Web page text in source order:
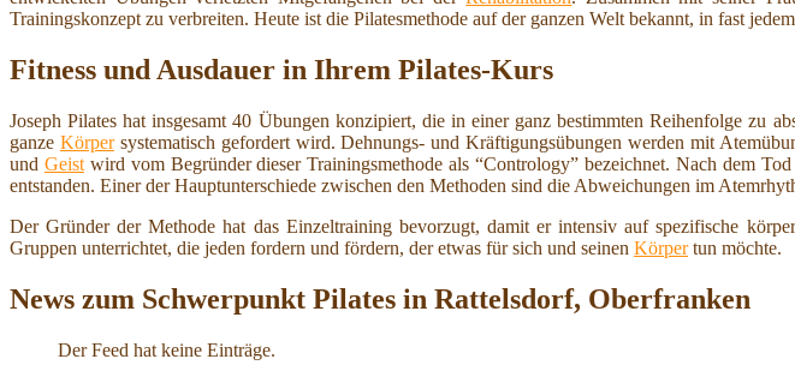
Trainingskonzept zu verbreiten. Heute ist die Pilatesmethode auf der ganzen Welt bekannt, in fast
Fitness und Ausdauer in Ihrem Pilates-Kurs
Joseph Pilates hat insgesamt 40 Übungen konzipiert, die in einer ganz bestimmten Reihenfolge zu
ganze Körpersystematisch gefordert wird. Dehnungs- und Kräftigungsübungen werden mit
und Geistwird vom Begründer dieser Trainingsmethode als “Contrology” bezeichnet. Nach dem
entstanden. Einer der Hauptunterschiede zwischen den Methoden sind die Abweichungen im
Der Gründer der Methode hat das Einzeltraining bevorzugt, damit er intensiv auf spezifische
Gruppen unterrichtet, die jeden fordern und fördern, der etwas für sich und seinen Körpertun möchte.
News zum Schwerpunkt Pilates in Rattelsdorf, Oberfranken
Der Feed hat keine Einträge.